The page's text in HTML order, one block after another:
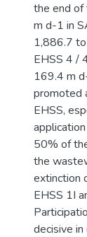
the end of
m d-1 in
1,886.7
EHSS 4 /
169.4 m
promoted
EHSS,
50% of
the
extinction
EHSS 1I
decisive